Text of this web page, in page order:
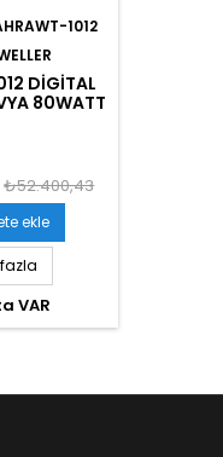
1012
DIGITAL
80WATT
₺52.400,43
ekle
VAR